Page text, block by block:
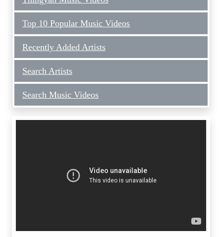
Top 10 Popular Music Videos
Recently Added Artists
Search Artists
Search Music Videos